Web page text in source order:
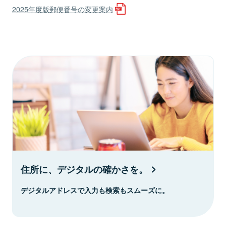
2025年度版郵便番号の変更案内
住所に、デジタルの確かさを。
デジタルアドレスで入力も検索もスムーズに。